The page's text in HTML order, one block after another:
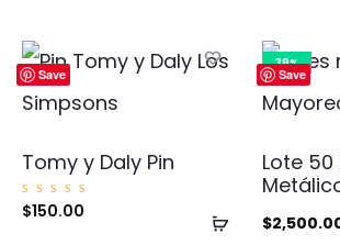
Save
Añadir
Tomy y Daly Pin
Valorad
o con
$150.00
Save
38%
Lote 50
$